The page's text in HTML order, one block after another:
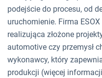
podejście do procesu, od
uruchomienie. Firma
realizująca złożone
automotive czy przemysł
wykonawcy, który
produkcji (więcej